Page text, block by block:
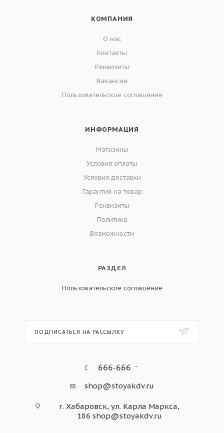
КОМПАНИЯ
О нас
Контакты
Реквизиты
Вакансии
Пользовательское соглашение
ИНФОРМАЦИЯ
Магазины
Условия оплаты
Условия доставки
Гарантия на товар
Реквизиты
Политика
Возможности
РАЗДЕЛ
Пользовательское соглашение
ПОДПИСАТЬСЯ НА РАССЫЛКУ
666-666
shop@stoyakdv.ru
г. Хабаровск, ул. Карла Маркса,
186 shop@stoyakdv.ru